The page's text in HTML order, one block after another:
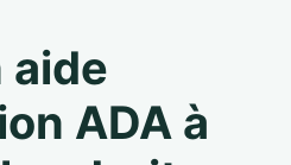
aide
ADA à